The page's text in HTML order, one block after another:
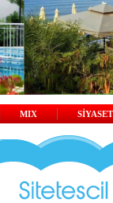
MIX SİYASET